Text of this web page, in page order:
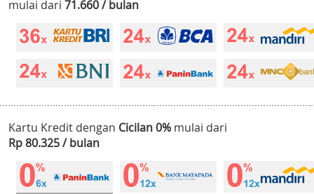
mulai dari 71.660 / bulan
Kartu Kredit dengan Cicilan 0% mulai dari
Rp 80.325 / bulan